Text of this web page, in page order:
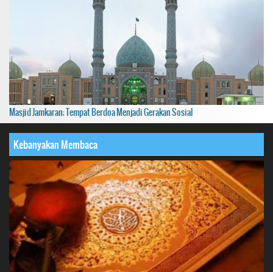
Masjid Jamkaran; Tempat Berdoa Menjadi Gerakan Sosial
Kebanyakan Membaca